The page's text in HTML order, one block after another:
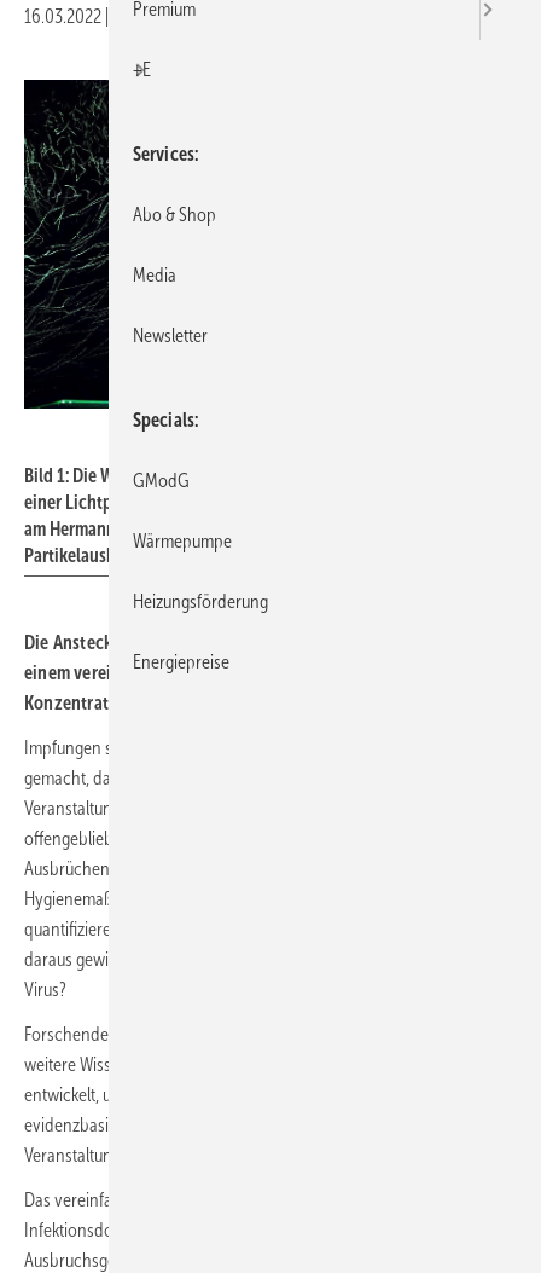
16.03.2022 Druckvorschau
Bild 1: Die Wirbel leuchten lassen: Mit Hilfe von Tracer-Partikeln,
einer Lichtprojektion und Hochgeschwindigkeitskameras werden
am Hermann-Rietschel-Institut Luftströmungen und
Partikelausbreitungen in Innenräumen vermessen.
Die Ansteckungswahrscheinlichkeit durch Aerosole lässt sich mit
einem vereinfachten Risikomodell ermitteln, das die CO
Konzentration bzw. die „CO
Impfungen sowie Hygienekonzepte für Innenräume haben es möglich
gemacht, dass wir trotz hoher Inzidenzen ins Kino gehen und an
Veranstaltungen teilnehmen können. Wichtige Fragen sind jedoch
offengeblieben: Welche Viruslasten führen in der Praxis tatsächlich zu
Ausbrüchen? Wie kann man die Wirkungen der verschiedenen
Hygienemaßnahmen in einem einfachen mathematischen Modell
quantifizieren? Und welche allgemeinen Erkenntnisse lassen sich
daraus gewinnen, unabhängig von den konkreten Eigenschaften des
Virus?
Forschende des Hermann-Rietschel-Instituts (HRI) der TU Berlin und
weitere Wissenschaftler haben jetzt ein vereinfachtes Risikomodell
entwickelt, um in der Coronavirus-Pandemie praktische und
evidenzbasierte Empfehlungen für das Gebäude- und
Veranstaltungsmanagement und Fachplaner geben zu können.
Das vereinfachte Risikomodell basiert auf einem bereits validierten
Infektionsdosismodell, der Auswertung von 25 dokumentierten
Ausbruchsgeschehen und neuen mathematischen Berechnungen.
Premium
+E
Services
Abo & Shop
Media
Newsletter
Specials
GModG
Wärmepumpe
Heizungsförderung
Energiepreise